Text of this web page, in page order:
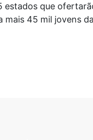
estados que
mais 45 mil jovens